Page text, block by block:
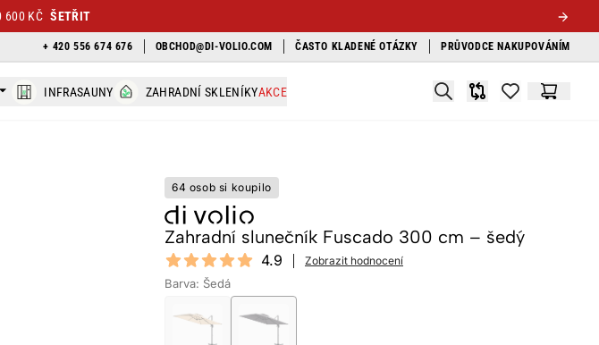
600 KČ ŠETŘIT
+ 420 556 674 676 OBCHOD@DI-VOLIO.COM ČASTO KLADENÉ OTÁZKY PRŮVODCE NAKUPOVÁNÍM
INFRASAUNY ZAHRADNÍ SKLENÍKYAKCE SearchSrovnávačitems inKošík
64 osob si koupilo
Zahradní slunečník Fuscado 300 cm – šedý
Reviews
4.9 out of 5 stars 4.9 Zobrazit hodnocení
Barva: Šedá